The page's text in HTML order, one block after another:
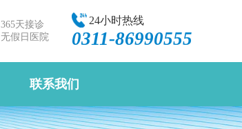
365天接诊
无假日医院
24小时热线
0311-86990555
联系我们